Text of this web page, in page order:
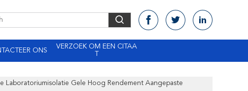
ONS
VERZOEK OM EEN CITAA
Laboratoriumisolatie Gele Hoog Rendement Aangepaste